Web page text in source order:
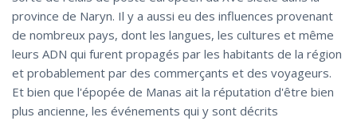
province de Naryn. Il y a aussi eu des influences provenant
de nombreux pays, dont les langues, les cultures et même
leurs ADN qui furent propagés par les habitants de la région
et probablement par des commerçants et des voyageurs.
Et bien que l'épopée de Manas ait la réputation d'être bien
plus ancienne, les événements qui y sont décrits